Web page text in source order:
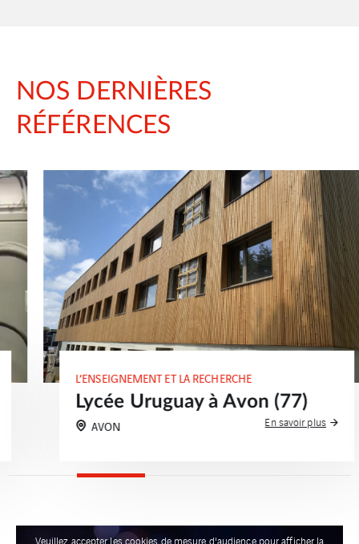
NOS DERNIÈRES
RÉFÉRENCES
L’ENSEIGNEMENT ET LA RECHERCHE
Lycée Uruguay à Avon (77)
AVON En savoir plus